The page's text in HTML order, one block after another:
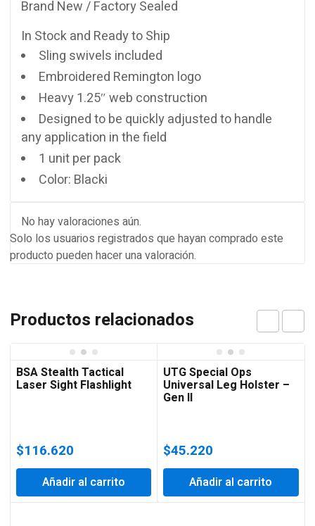
Brand New / Factory Sealed
In Stock and Ready to Ship
Sling swivels included
Embroidered Remington logo
Heavy 1.25″ web construction
Designed to be quickly adjusted to handle
any application in the field
1 unit per pack
Color: Blacki
No hay valoraciones aún.
Solo los usuarios registrados que hayan comprado este
producto pueden hacer una valoración.
Productos relacionados
BSA Stealth Tactical
Laser Sight Flashlight
$116.620
Añadir al carrito
UTG Special Ops
Universal Leg Holster –
Gen II
$45.220
Añadir al carrito